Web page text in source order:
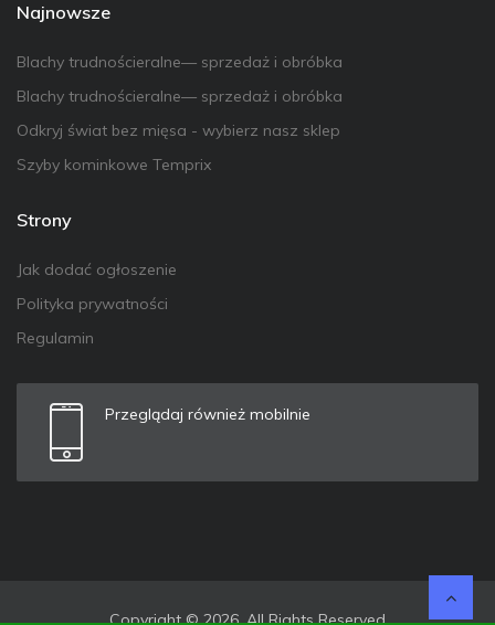
Najnowsze
Blachy trudnościeralne— sprzedaż i obróbka
Blachy trudnościeralne— sprzedaż i obróbka
Odkryj świat bez mięsa - wybierz nasz sklep
Szyby kominkowe Temprix
Strony
Jak dodać ogłoszenie
Polityka prywatności
Regulamin
Przeglądaj również mobilnie
Copyright © 2026. All Rights Reserved